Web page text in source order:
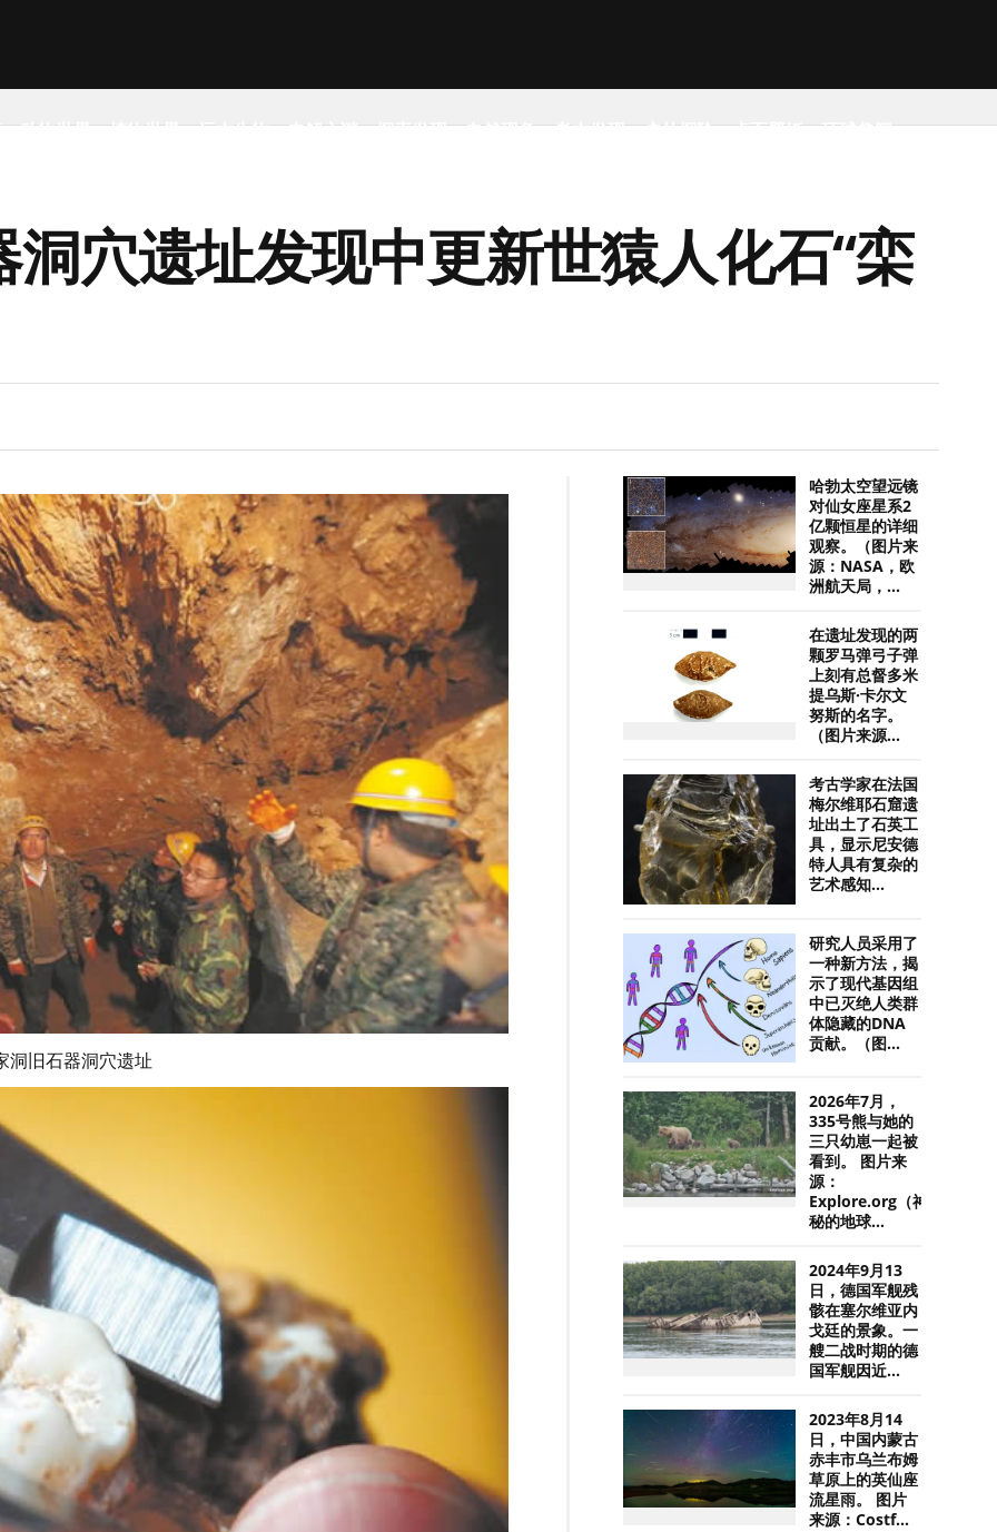
动物世界 植物世界 远古生物 未解之谜 探索发现 自然现象 考古发现 户外探险 桌面壁纸 环球趣闻
穴遗址发现中更新世猿人化石“栾
洞旧石器洞穴遗址
哈勃太空望远镜
对仙女座星系2
亿颗恒星的详细
观察。（图片来
源：NASA，欧
洲航天局，...
在遗址发现的两
颗罗马弹弓子弹
上刻有总督多米
提乌斯·卡尔文
努斯的名字。
（图片来源...
考古学家在法国
梅尔维耶石窟遗
址出土了石英工
具，显示尼安德
特人具有复杂的
艺术感知...
研究人员采用了
一种新方法，揭
示了现代基因组
中已灭绝人类群
体隐藏的DNA
贡献。（图...
2026年7月，
335号熊与她的
三只幼崽一起被
看到。 图片来
源：
Explore.org（神
秘的地球...
2024年9月13
日，德国军舰残
骸在塞尔维亚内
戈廷的景象。一
艘二战时期的德
国军舰因近...
2023年8月14
日，中国内蒙古
赤丰市乌兰布姆
草原上的英仙座
流星雨。 图片
来源：Costf...